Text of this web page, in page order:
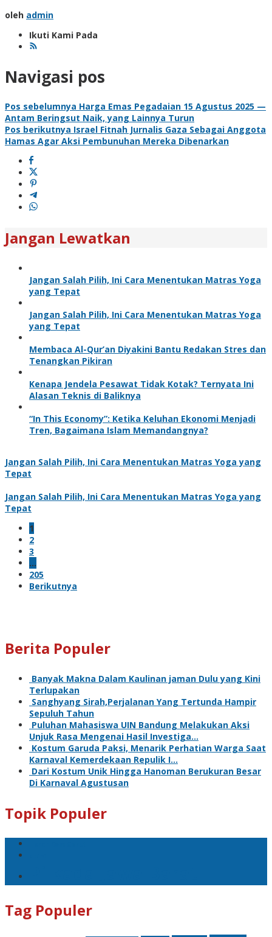
oleh admin
Ikuti Kami Pada
Navigasi pos
Pos sebelumnya Harga Emas Pegadaian 15 Agustus 2025 —
Antam Beringsut Naik, yang Lainnya Turun
Pos berikutnya Israel Fitnah Jurnalis Gaza Sebagai Anggota
Hamas Agar Aksi Pembunuhan Mereka Dibenarkan
Jangan Lewatkan
Jangan Salah Pilih, Ini Cara Menentukan Matras Yoga
yang Tepat
Jangan Salah Pilih, Ini Cara Menentukan Matras Yoga
yang Tepat
Membaca Al-Qur’an Diyakini Bantu Redakan Stres dan
Tenangkan Pikiran
Kenapa Jendela Pesawat Tidak Kotak? Ternyata Ini
Alasan Teknis di Baliknya
“In This Economy”: Ketika Keluhan Ekonomi Menjadi
Tren, Bagaimana Islam Memandangnya?
Jangan Salah Pilih, Ini Cara Menentukan Matras Yoga yang
Tepat
Jangan Salah Pilih, Ini Cara Menentukan Matras Yoga yang
Tepat
1
2
3
…
205
Berikutnya
Berita Populer
Banyak Makna Dalam Kaulinan jaman Dulu yang Kini
Terlupakan
Sanghyang Sirah,Perjalanan Yang Tertunda Hampir
Sepuluh Tahun
Puluhan Mahasiswa UIN Bandung Melakukan Aksi
Unjuk Rasa Mengenai Hasil Investiga…
Kostum Garuda Paksi, Menarik Perhatian Warga Saat
Karnaval Kemerdekaan Repulik I…
Dari Kostum Unik Hingga Hanoman Berukuran Besar
Di Karnaval Agustusan
Topik Populer
Tag Populer